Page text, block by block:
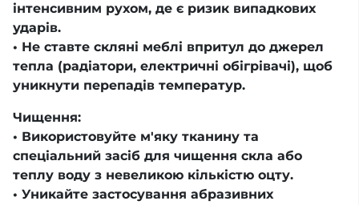
інтенсивним рухом, де є ризик випадкових
ударів.
• Не ставте скляні меблі впритул до джерел
тепла (радіатори, електричні обігрівачі), щоб
уникнути перепадів температур.
Чищення:
• Використовуйте м'яку тканину та
спеціальний засіб для чищення скла або
теплу воду з невеликою кількістю оцту.
• Уникайте застосування абразивних